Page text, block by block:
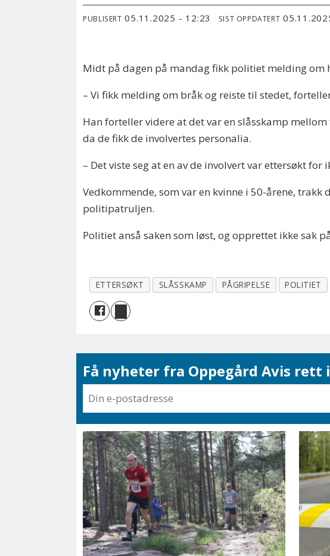
PUBLISERT 05.11.2025 - 12:23 SIST OPPDATERT
Midt på dagen på mandag fikk politiet melding om
– Vi fikk melding om bråk og reiste til stedet,
Han forteller videre at det var en slåsskamp
da de fikk de involvertes personalia.
– Det viste seg at en av de involvert var ettersøkt
Vedkommende, som var en kvinne i 50-årene,
politipatruljen.
Politiet anså saken som løst, og opprettet ikke sak
ETTERSØKT SLÅSSKAMP PÅGRIPELSE POLITIET
Få nyheter fra Oppegård Avis rett